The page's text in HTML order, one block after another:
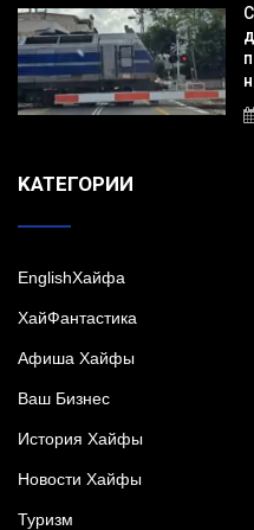
KАТЕГОРИИ
EnglishХайфа
XайФантастика
Афиша Хайфы
Ваш Бизнес
История Хайфы
Новости Хайфы
Туризм